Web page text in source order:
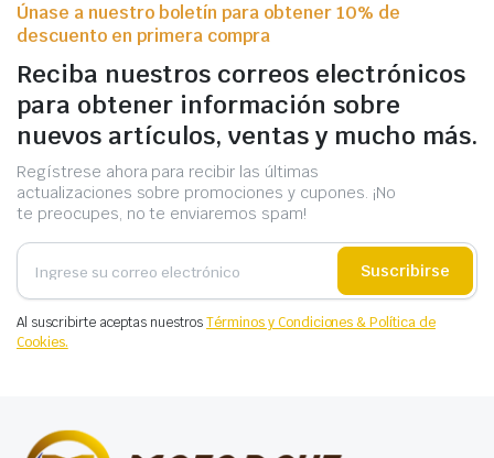
Únase a nuestro boletín para obtener 10% de
descuento en primera compra
Reciba nuestros correos electrónicos
para obtener información sobre
nuevos artículos, ventas y mucho más.
Regístrese ahora para recibir las últimas
actualizaciones sobre promociones y cupones. ¡No
te preocupes, no te enviaremos spam!
Suscribirse
Al suscribirte aceptas nuestrosTérminos y Condiciones & Política de
Cookies.